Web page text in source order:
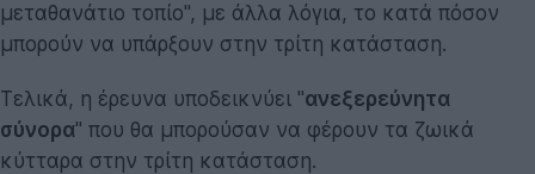
μεταθανάτιο τοπίο", με άλλα λόγια, το κατά πόσον
μπορούν να υπάρξουν στην τρίτη κατάσταση.
Τελικά, η έρευνα υποδεικνύει "ανεξερεύνητα
σύνορα" που θα μπορούσαν να φέρουν τα ζωικά
κύτταρα στην τρίτη κατάσταση.